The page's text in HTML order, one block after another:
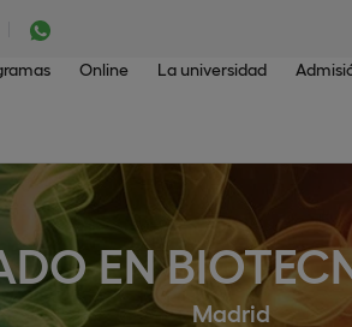
Online La universidad
EN
Madrid